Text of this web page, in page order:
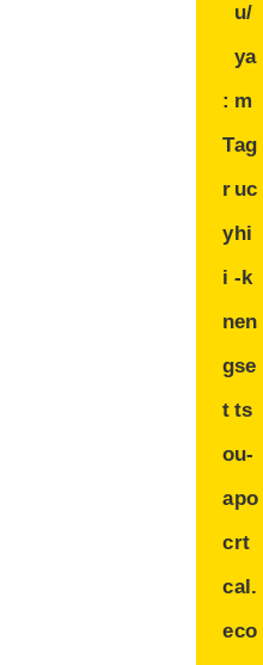
:
T
r
y
i
n
g
t
o
a
c
c
e
u/
ya
m
ag
uc
hi
-k
en
se
ts
u-
po
rt
al.
co